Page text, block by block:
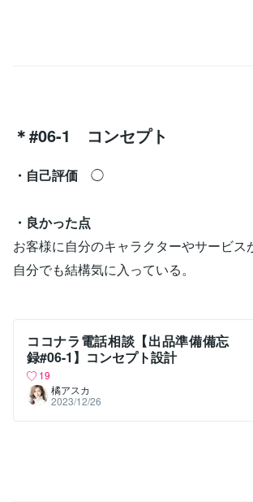
＊#06-1 コンセプト
・自己評価 ◯
・良かった点
お客様に自分のキャラクターやサービス
自分でも結構気に入っている。
ココナラ電話相談【出品準備備忘
録#06-1】コンセプト設計
19
橘アスカ
2023/12/26